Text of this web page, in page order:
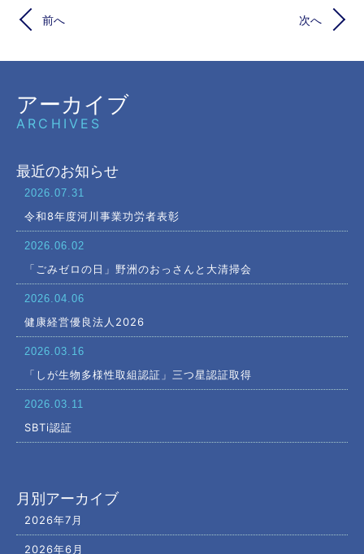
前へ 次へ
アーカイブ
ARCHIVES
最近のお知らせ
2026.07.31
令和8年度河川事業功労者表彰
2026.06.02
「ごみゼロの日」野洲のおっさんと大清掃会
2026.04.06
健康経営優良法人2026
2026.03.16
「しが生物多様性取組認証」三つ星認証取得
2026.03.11
SBTi認証
月別アーカイブ
2026年7月
2026年6月